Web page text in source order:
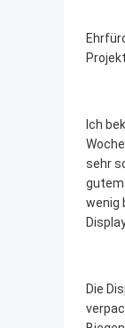
Ich
sehr
gutem
wenig
Die